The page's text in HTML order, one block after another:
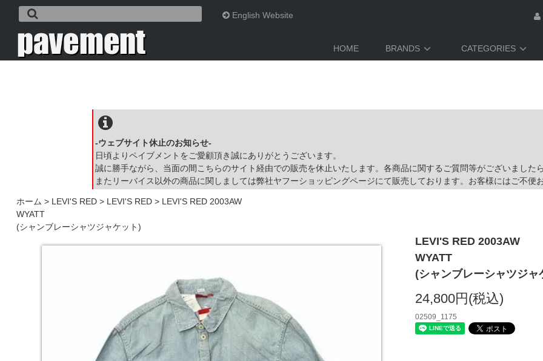
English Website
HOME BRANDS CATEGORIES
-ウェブサイト休止のお知らせ-
日頃よりペイブメントをご愛顧頂き誠にありがとうございます。
誠に勝手ながら、当面の間こちらのサイト経由での販売を休止いたします。各商品に関するご質問等がございました
またリーバイス以外の商品に関しましては弊社ヤフーショッピングページにて販売しております。お客様にはご不便
ホーム > LEVI'S RED> LEVI'S RED> LEVI'S RED 2003AW
WYATT
(シャンブレーシャツジャケット)
LEVI'S RED 2003AW
WYATT
(シャンブレーシャツジャ
24,800円(税込)
02509_1175